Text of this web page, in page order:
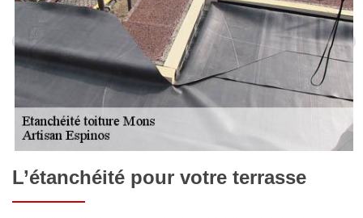
L’étanchéité pour votre terrasse